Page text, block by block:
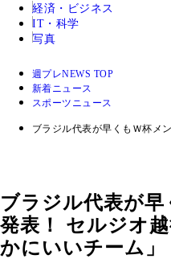
経済・ビジネス
IT・科学
写真
週プレNEWS TOP
新着ニュース
スポーツニュース
ブラジル代表が早くもＷ杯メ
ブラジル代表が
発表！ セルジオ
かにいいチーム」